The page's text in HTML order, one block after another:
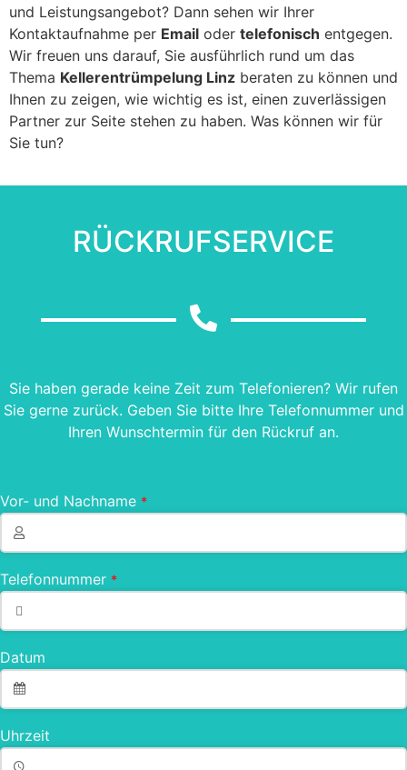
und Leistungsangebot? Dann sehen wir Ihrer
Kontaktaufnahme per Email oder telefonisch entgegen.
Wir freuen uns darauf, Sie ausführlich rund um das
Thema Kellerentrümpelung Linz beraten zu können und
Ihnen zu zeigen, wie wichtig es ist, einen zuverlässigen
Partner zur Seite stehen zu haben. Was können wir für
Sie tun?
RÜCKRUFSERVICE
Sie haben gerade keine Zeit zum Telefonieren? Wir rufen
Sie gerne zurück. Geben Sie bitte Ihre Telefonnummer und
Ihren Wunschtermin für den Rückruf an.
Vor- und Nachname *
Telefonnummer *
Datum
Uhrzeit